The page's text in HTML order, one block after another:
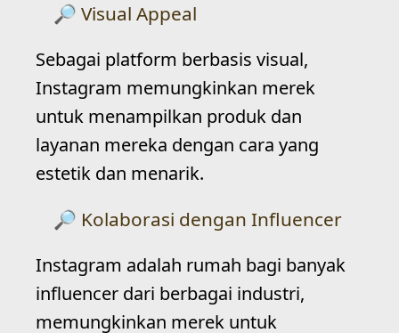
Visual Appeal
Sebagai platform berbasis visual,
Instagram memungkinkan merek
untuk menampilkan produk dan
layanan mereka dengan cara yang
estetik dan menarik.
Kolaborasi dengan Influencer
Instagram adalah rumah bagi banyak
influencer dari berbagai industri,
memungkinkan merek untuk